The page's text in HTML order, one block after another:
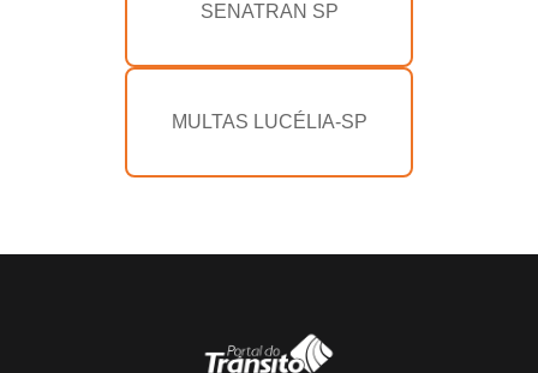
SENATRAN SP
MULTAS LUCÉLIA-SP